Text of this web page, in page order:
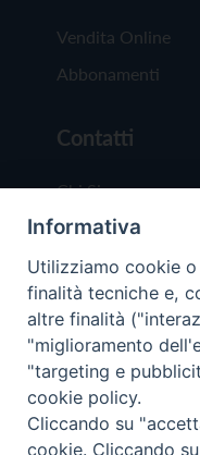
Vendita Online
Abbonamenti
Contatti
Chi Siamo
Redazione
Scrivici
Copyright ©
Trentina
Informativa
Utilizziamo cookie
finalità tecniche e,
altre finalità
"miglioramento
"targeting e
cookie policy.
Cliccando su
cookie. Cliccando